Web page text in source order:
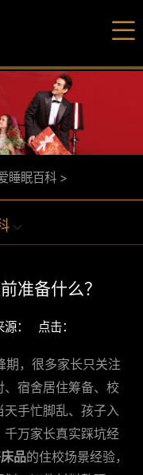
凉席/
床垫/
睡眠百科>
准备什么？
： 点击：
期，很多家长只关注
宿舍居住筹备、校
手忙脚乱、孩子入
万家长真实踩坑经
品的住校场景经验，